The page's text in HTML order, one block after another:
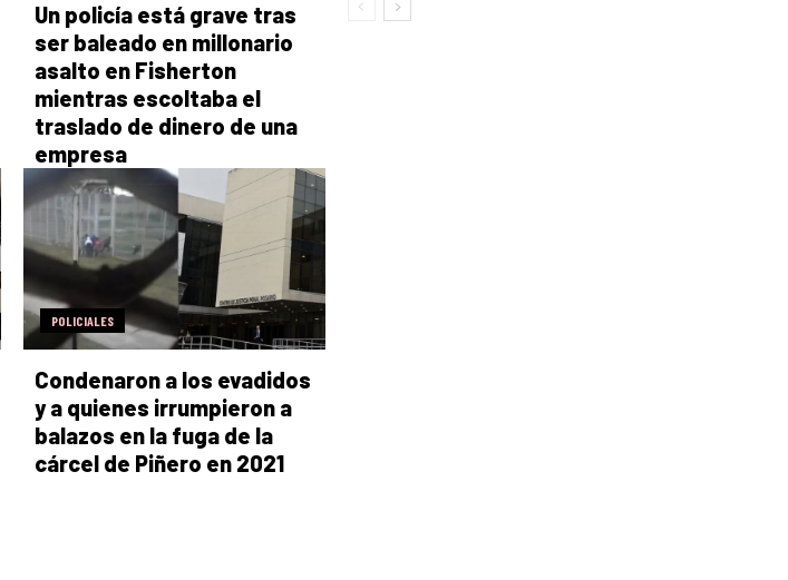
Un policía está grave tras
ser baleado en millonario
asalto en Fisherton
mientras escoltaba el
traslado de dinero de una
empresa
POLICIALES
Condenaron a los evadidos
y a quienes irrumpieron a
balazos en la fuga de la
cárcel de Piñero en 2021